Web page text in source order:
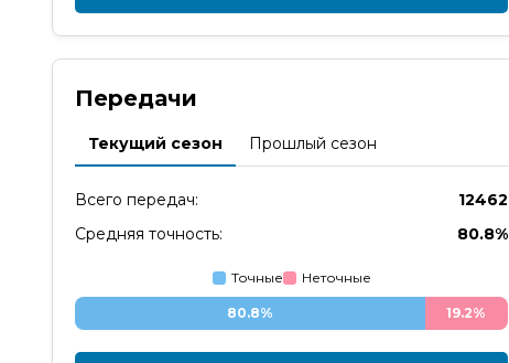
Передачи
Текущий сезон Прошлый сезон
Всего передач:
12462
Средняя точность:
80.8%
Точные Неточные
80.8% 19.2%